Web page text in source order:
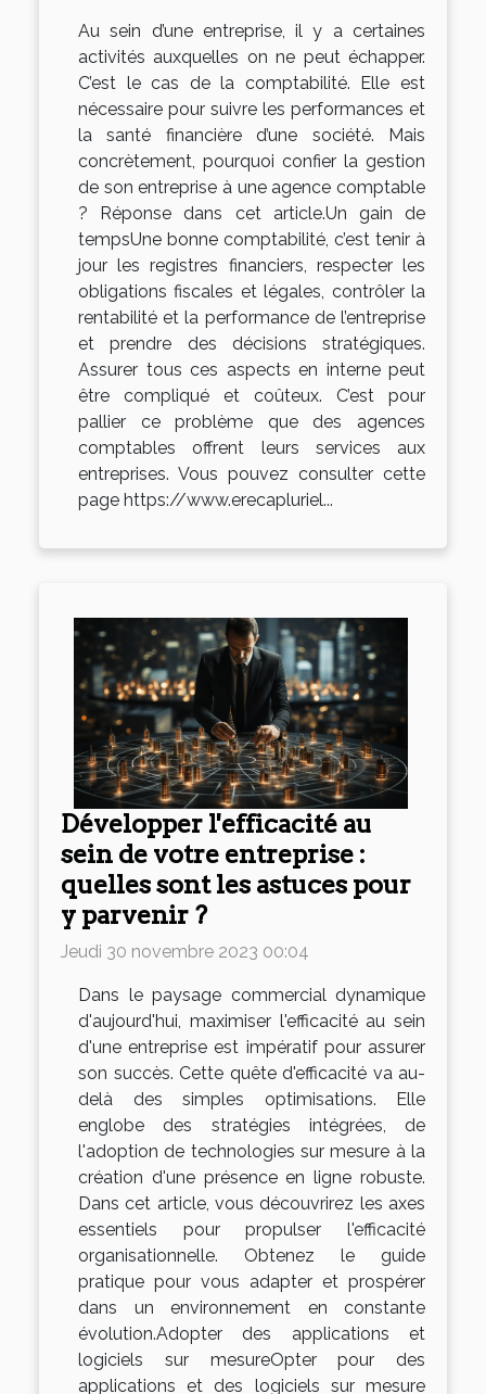
Au sein d’une entreprise, il y a certaines
activités auxquelles on ne peut échapper.
C’est le cas de la comptabilité. Elle est
nécessaire pour suivre les performances et
la santé financière d’une société. Mais
concrètement, pourquoi confier la gestion
de son entreprise à une agence comptable
? Réponse dans cet article.Un gain de
tempsUne bonne comptabilité, c’est tenir à
jour les registres financiers, respecter les
obligations fiscales et légales, contrôler la
rentabilité et la performance de l’entreprise
et prendre des décisions stratégiques.
Assurer tous ces aspects en interne peut
être compliqué et coûteux. C’est pour
pallier ce problème que des agences
comptables offrent leurs services aux
entreprises. Vous pouvez consulter cette
page https://www.erecapluriel...
Développer l'efficacité au
sein de votre entreprise :
quelles sont les astuces pour
y parvenir ?
Jeudi 30 novembre 2023 00:04
Dans le paysage commercial dynamique
d'aujourd'hui, maximiser l'efficacité au sein
d'une entreprise est impératif pour assurer
son succès. Cette quête d'efficacité va au-
delà des simples optimisations. Elle
englobe des stratégies intégrées, de
l'adoption de technologies sur mesure à la
création d'une présence en ligne robuste.
Dans cet article, vous découvrirez les axes
essentiels pour propulser l'efficacité
organisationnelle. Obtenez le guide
pratique pour vous adapter et prospérer
dans un environnement en constante
évolution.Adopter des applications et
logiciels sur mesureOpter pour des
applications et des logiciels sur mesure